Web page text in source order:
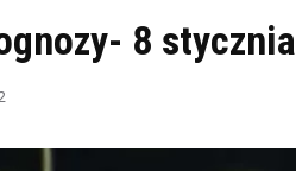
8 stycznia